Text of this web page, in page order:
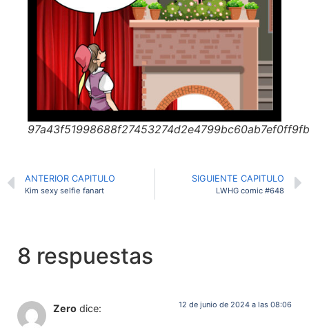
ANTERIOR CAPITULO
Kim sexy selfie fanart
SIGUIENTE CAPITULO
LWHG comic #648
8 respuestas
Zero dice: 12 de junio de 2024 a las 08:06